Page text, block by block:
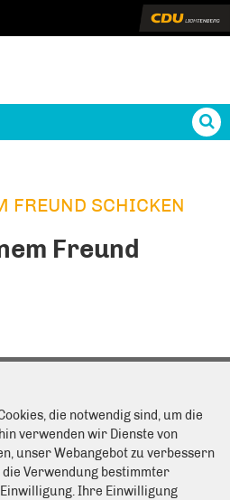
FREUND SCHICKEN
FREUND SCHICKEN
Freund
wird benötigt um die Personen,
zu informieren, von wem die
es kein Spam ist.
ist ein Pflichtfeld.
die notwendig sind, um die
verwenden wir Dienste von
unser Webangebot zu verbessern
Verwendung bestimmter
Ihre Einwilligung